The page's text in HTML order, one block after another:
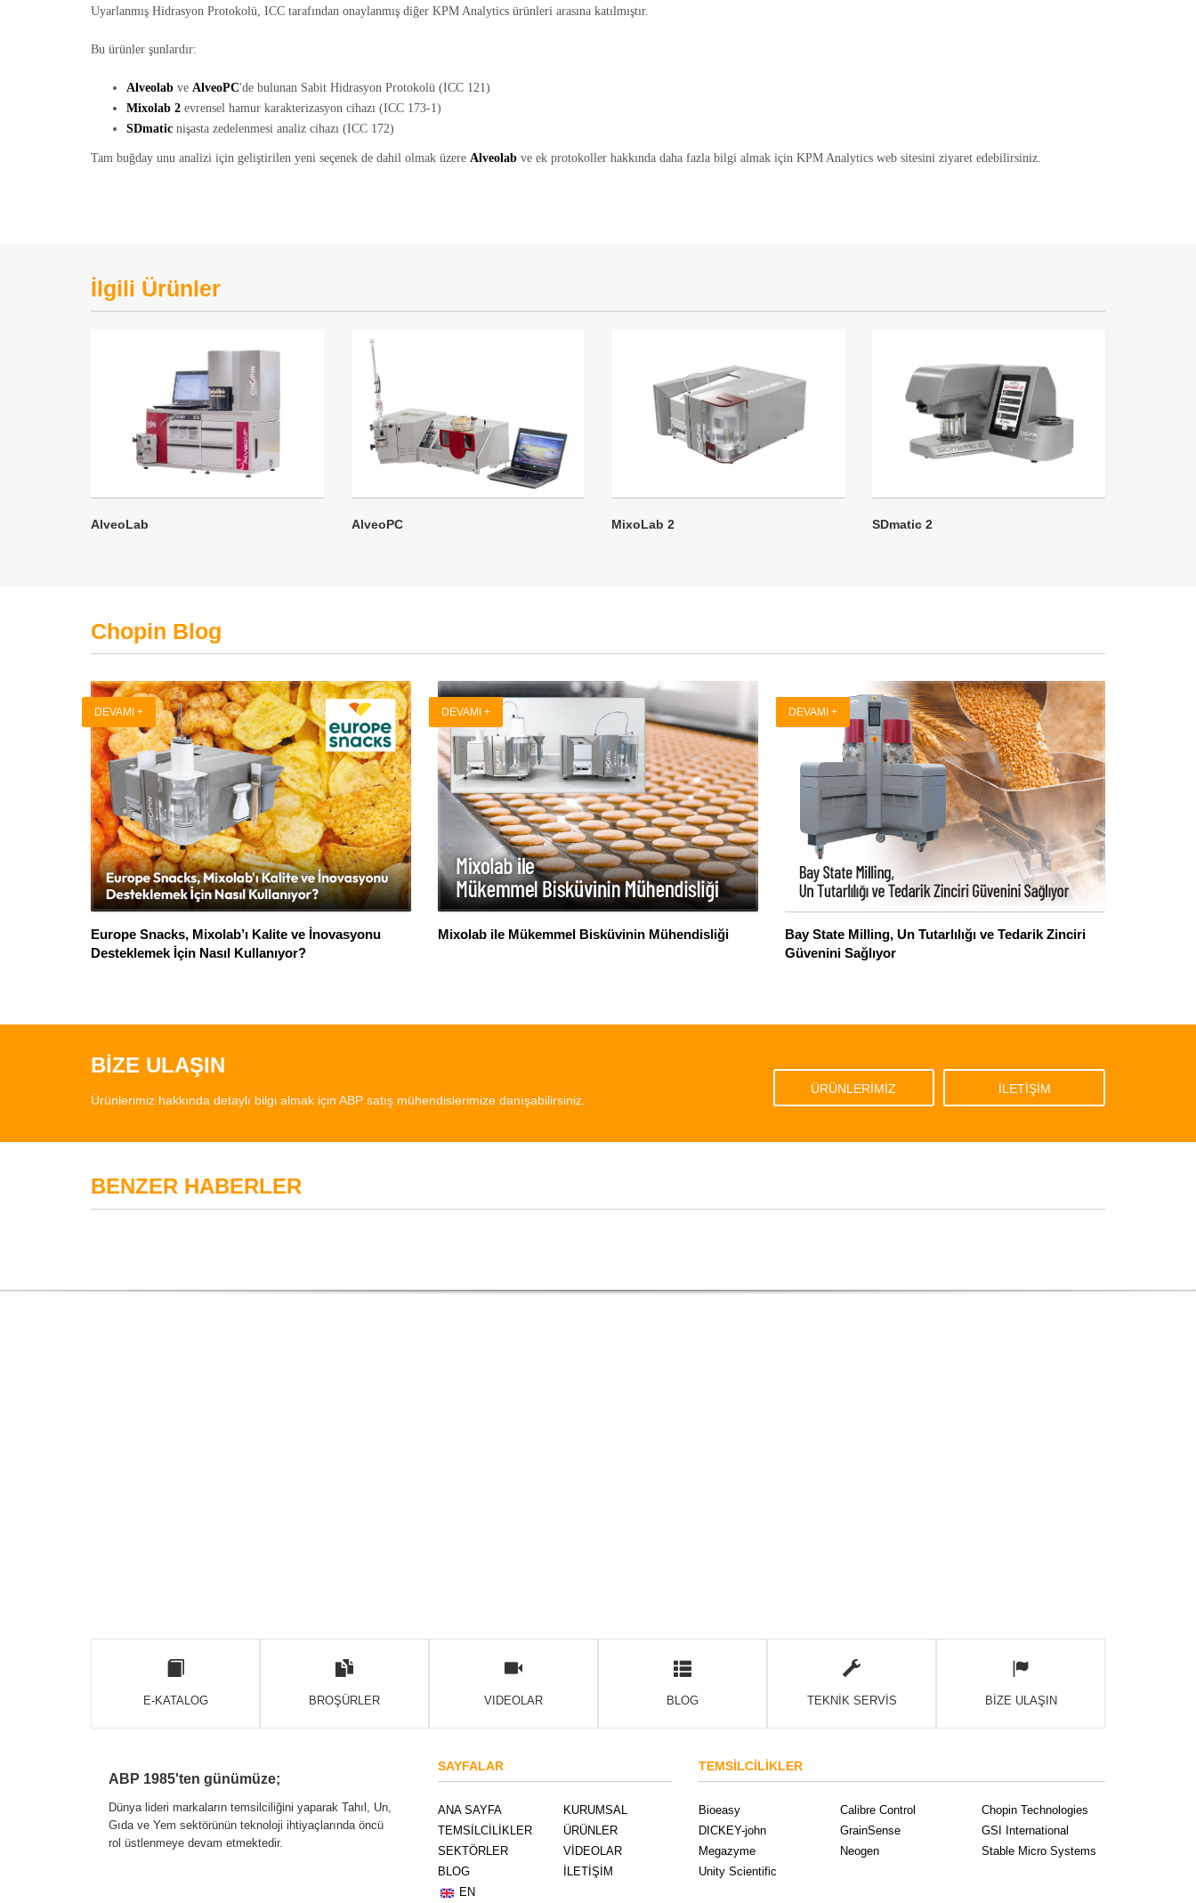
Uyarlanmış Hidrasyon Protokolü, ICC tarafından onaylanmış diğer KPM Analytics ürünleri arasına katılmıştır.
Bu ürünler şunlardır:
Alveolab ve AlveoPC'de bulunan Sabit Hidrasyon Protokolü (ICC 121)
Mixolab 2 evrensel hamur karakterizasyon cihazı (ICC 173-1)
SDmatic nişasta zedelenmesi analiz cihazı (ICC 172)
Tam buğday unu analizi için geliştirilen yeni seçenek de dahil olmak üzere Alveolab ve ek protokoller hakkında daha fazla bilgi almak için KPM Analytics web sitesini ziyaret edebilirsiniz.
İlgili Ürünler
AlveoLab AlveoPC MixoLab 2 SDmatic 2
Chopin Blog
DEVAMI +
Europe Snacks, Mixolab’ı Kalite ve İnovasyonu
Desteklemek İçin Nasıl Kullanıyor?
DEVAMI +
Mixolab ile Mükemmel Bisküvinin Mühendisliği
DEVAMI +
Bay State Milling, Un Tutarlılığı ve Tedarik Zinciri
Güvenini Sağlıyor
BİZE ULAŞIN
Ürünlerimiz hakkında detaylı bilgi almak için ABP satış mühendislerimize danışabilirsiniz.
ÜRÜNLERİMİZ İLETİŞİM
BENZER HABERLER
E-KATALOG BROŞÜRLER VIDEOLAR BLOG TEKNİK SERVİS BİZE ULAŞIN
ABP 1985'ten günümüze;
Dünya lideri markaların temsilciliğini yaparak Tahıl, Un,
Gıda ve Yem sektörünün teknoloji ihtiyaçlarında öncü
rol üstlenmeye devam etmektedir.
SAYFALAR
ANA SAYFA
KURUMSAL
TEMSİLCİLİKLER
ÜRÜNLER
SEKTÖRLER
VİDEOLAR
BLOG
İLETİŞİM
EN
TEMSİLCİLİKLER
Bioeasy Calibre Control
Chopin Technologies
DICKEY-john
GrainSense
GSI International
Megazyme
Neogen
Stable Micro Systems
Unity Scientific